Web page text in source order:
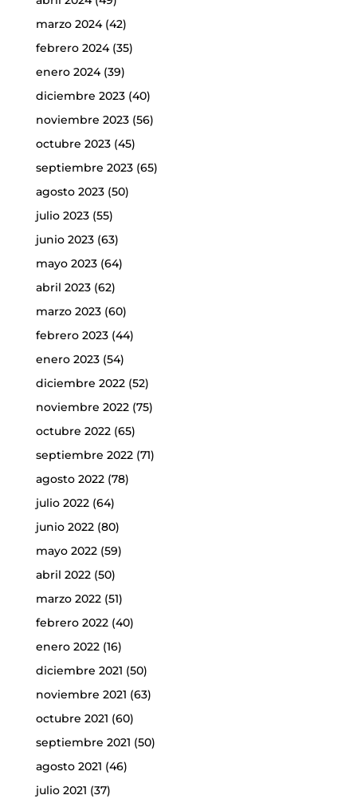
marzo 2024(42)
febrero 2024(35)
enero 2024(39)
diciembre 2023(40)
noviembre 2023(56)
octubre 2023(45)
septiembre 2023(65)
agosto 2023(50)
julio 2023(55)
junio 2023(63)
mayo 2023(64)
abril 2023(62)
marzo 2023(60)
febrero 2023(44)
enero 2023(54)
diciembre 2022(52)
noviembre 2022(75)
octubre 2022(65)
septiembre 2022(71)
agosto 2022(78)
julio 2022(64)
junio 2022(80)
mayo 2022(59)
abril 2022(50)
marzo 2022(51)
febrero 2022(40)
enero 2022(16)
diciembre 2021 (50)
noviembre 2021 (63)
octubre 2021 (60)
septiembre 2021 (50)
agosto 2021 (46)
julio 2021 (37)